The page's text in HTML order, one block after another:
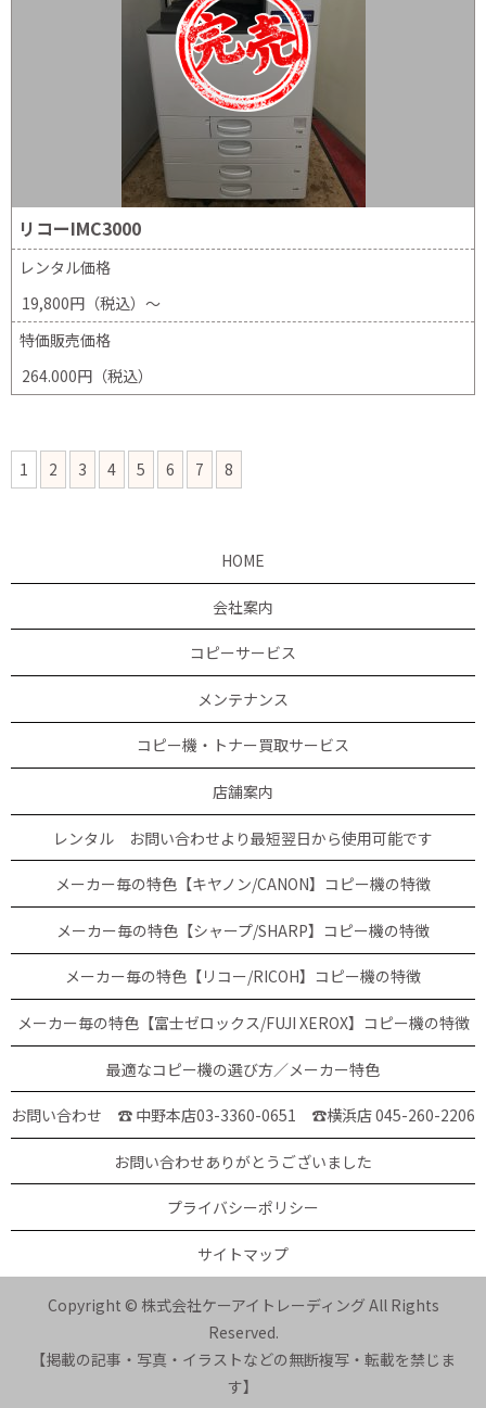
リコーIMC3000
レンタル価格
19,800円（税込）～
特価販売価格
264.000円（税込）
1 2 3 4 5 6 7 8
HOME
会社案内
コピーサービス
メンテナンス
コピー機・トナー買取サービス
店舗案内
レンタル お問い合わせより最短翌日から使用可能です
メーカー毎の特色【キヤノン/CANON】コピー機の特徴
メーカー毎の特色【シャープ/SHARP】コピー機の特徴
メーカー毎の特色【リコー/RICOH】コピー機の特徴
メーカー毎の特色【富士ゼロックス/FUJI XEROX】コピー機の特徴
最適なコピー機の選び方／メーカー特色
お問い合わせ ☎ 中野本店03-3360-0651 ☎横浜店 045-260-2206
お問い合わせありがとうございました
プライバシーポリシー
サイトマップ
Copyright © 株式会社ケーアイトレーディング All Rights
Reserved.
【掲載の記事・写真・イラストなどの無断複写・転載を禁じま
す】